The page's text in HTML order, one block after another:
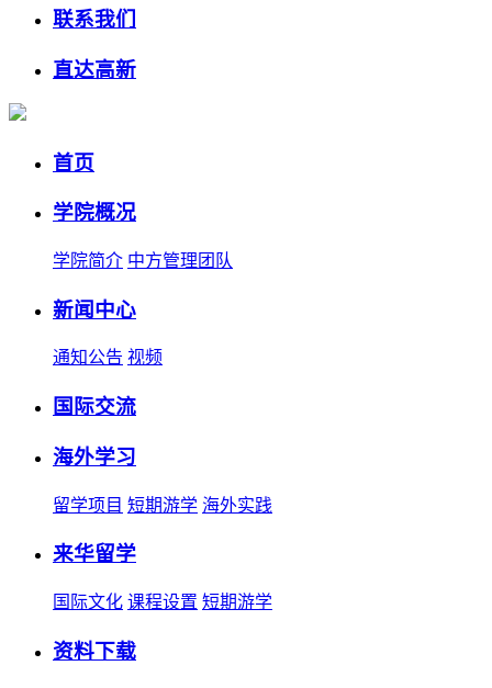
联系我们
直达高新
首页
学院概况
学院简介 中方管理团队
新闻中心
通知公告 视频
国际交流
海外学习
留学项目 短期游学 海外实践
来华留学
国际文化 课程设置 短期游学
资料下载